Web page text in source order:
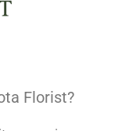
Florist?